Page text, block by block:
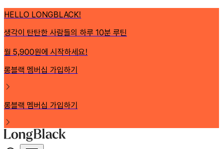
HELLO LONGBLACK!
생각이 탄탄한 사람들의 하루 10분 루틴
월 5,900원에 시작하세요!
롱블랙 멤버십 가입하기
롱블랙 멤버십 가입하기